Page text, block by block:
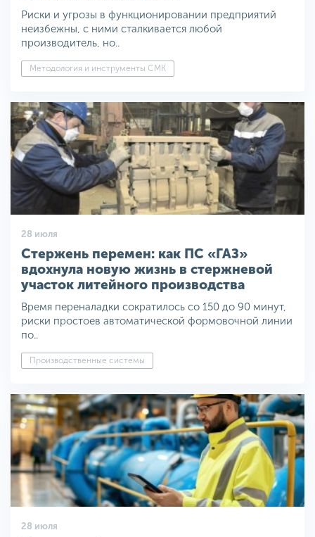
Риски и угрозы в функционировании предприятий
неизбежны, с ними сталкивается любой
производитель, но..
Методология и инструменты СМК
28 июля
Стержень перемен: как ПС «ГАЗ»
вдохнула новую жизнь в стержневой
участок литейного производства
Время переналадки сократилось со 150 до 90 минут,
риски простоев автоматической формовочной линии
по..
Производственные системы
28 июля